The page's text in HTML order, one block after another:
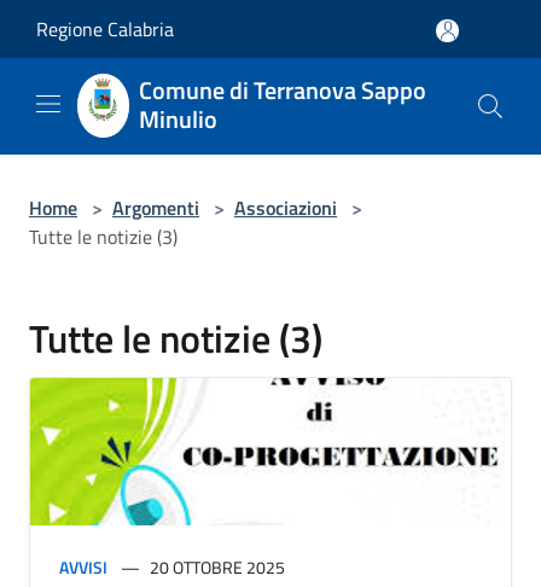
Regione Calabria
Comune di Terranova Sappo
Minulio
Home > Argomenti > Associazioni >
Tutte le notizie (3)
Tutte le notizie (3)
AVVISI 20 OTTOBRE 2025